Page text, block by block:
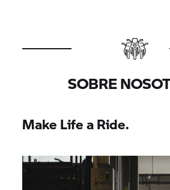
SOBRE
Make Life a Ride.